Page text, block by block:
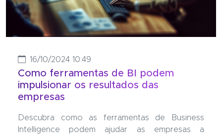
16/10/2024 10:49
Como ferramentas de BI podem
impulsionar os resultados das
empresas
Descubra como as ferramentas de Business
Intelligence podem ajudar as empresas a